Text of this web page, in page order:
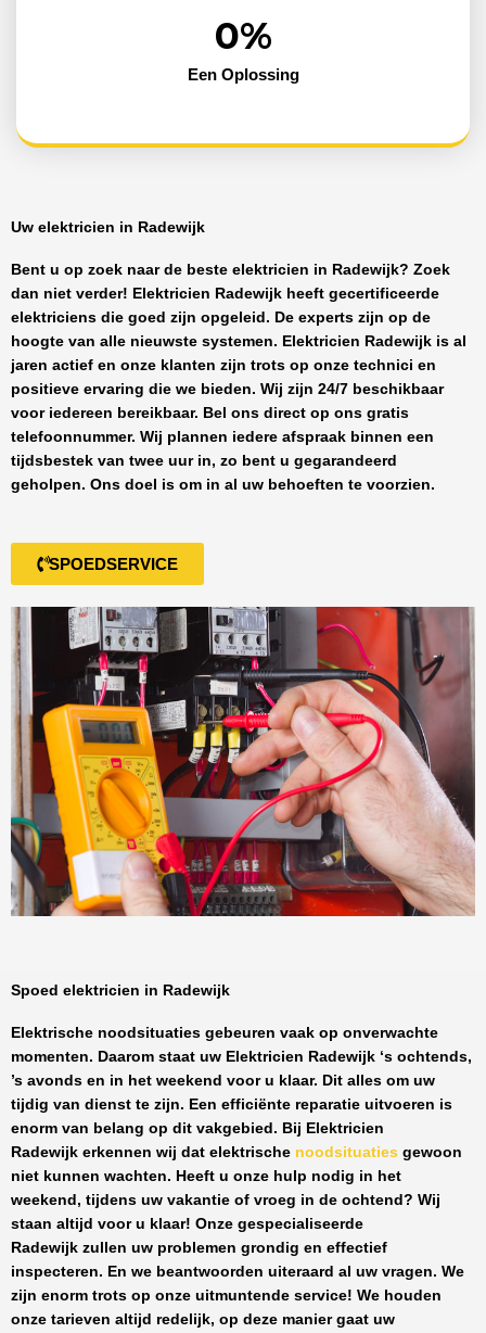
Een Oplossing
0%
Uw elektricien in Radewijk
Bent u op zoek naar de beste elektricien in Radewijk? Zoek
dan niet verder! Elektricien Radewijk heeft gecertificeerde
elektriciens die goed zijn opgeleid. De experts zijn op de
hoogte van alle nieuwste systemen. Elektricien Radewijk is al
jaren actief en onze klanten zijn trots op onze technici en
positieve ervaring die we bieden. Wij zijn 24/7 beschikbaar
voor iedereen bereikbaar. Bel ons direct op ons gratis
telefoonnummer. Wij plannen iedere afspraak binnen een
tijdsbestek van twee uur in, zo bent u gegarandeerd
geholpen. Ons doel is om in al uw behoeften te voorzien.
SPOEDSERVICE
Spoed elektricien in Radewijk
Elektrische noodsituaties gebeuren vaak op onverwachte
momenten. Daarom staat uw Elektricien Radewijk ‘s ochtends,
’s avonds en in het weekend voor u klaar. Dit alles om uw
tijdig van dienst te zijn. Een efficiënte reparatie uitvoeren is
enorm van belang op dit vakgebied. Bij Elektricien
Radewijk erkennen wij dat elektrische noodsituaties gewoon
niet kunnen wachten. Heeft u onze hulp nodig in het
weekend, tijdens uw vakantie of vroeg in de ochtend? Wij
staan altijd voor u klaar! Onze gespecialiseerde
Radewijk zullen uw problemen grondig en effectief
inspecteren. En we beantwoorden uiteraard al uw vragen. We
zijn enorm trots op onze uitmuntende service! We houden
onze tarieven altijd redelijk, op deze manier gaat uw